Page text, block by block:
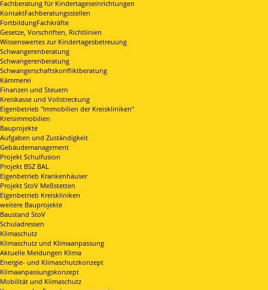
Fachberatung für Kindertageseinrichtungen
KontaktFachberatungsstellen
FortbildungFachkräfte
Gesetze, Vorschriften, Richtlinien
Wissenswertes zur Kindertagesbetreuung
Schwangerenberatung
Schwangerenberatung
Schwangerschaftskonfliktberatung
Kämmerei
Finanzen und Steuern
Kreiskasse und Vollstreckung
Eigenbetrieb "Immobilien der Kreiskliniken"
Kreisimmobilien
Bauprojekte
Aufgaben und Zuständigkeit
Gebäudemanagement
Projekt Schulfusion
Projekt BSZ BAL
Eigenbetrieb Krankenhäuser
Projekt StoV Meßstetten
Eigenbetrieb Kreiskliniken
weitere Bauprojekte
Baustand StoV
Schuladressen
Klimaschutz
Klimaschutz und Klimaanpassung
Aktuelle Meldungen Klima
Energie- und Klimaschutzkonzept
Klimaanpassungskonzept
Mobilität und Klimaschutz